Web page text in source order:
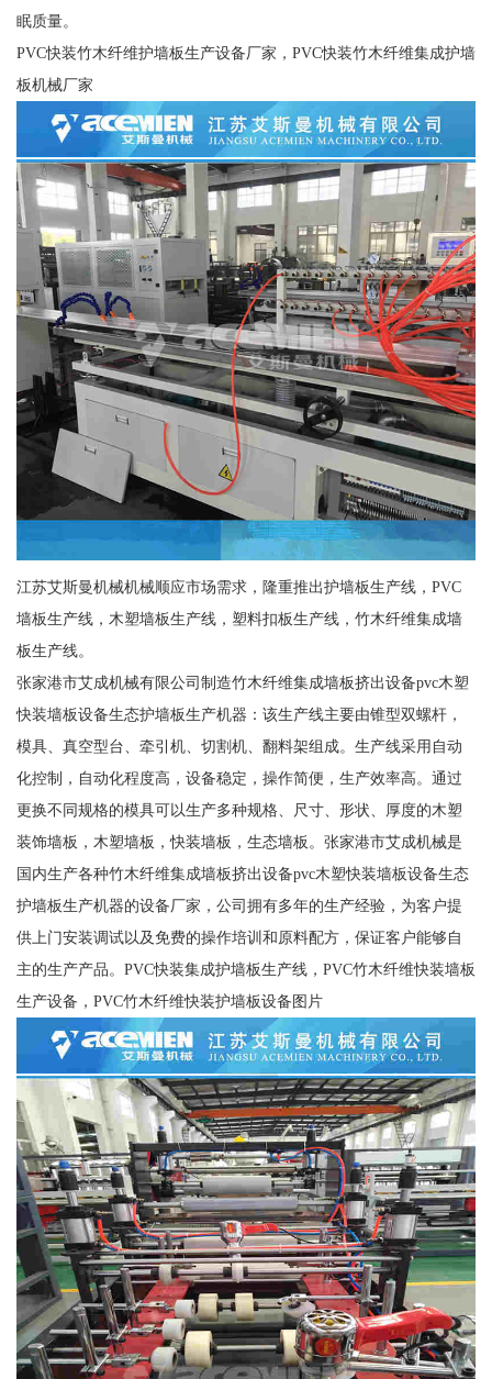
眠质量。
PVC快装竹木纤维护墙板生产设备厂家，PVC快装竹木纤维集成护墙
板机械厂家
江苏艾斯曼机械机械顺应市场需求，隆重推出护墙板生产线，PVC
墙板生产线，木塑墙板生产线，塑料扣板生产线，竹木纤维集成墙
板生产线。
张家港市艾成机械有限公司制造竹木纤维集成墙板挤出设备pvc木塑
快装墙板设备生态护墙板生产机器：该生产线主要由锥型双螺杆，
模具、真空型台、牵引机、切割机、翻料架组成。生产线采用自动
化控制，自动化程度高，设备稳定，操作简便，生产效率高。通过
更换不同规格的模具可以生产多种规格、尺寸、形状、厚度的木塑
装饰墙板，木塑墙板，快装墙板，生态墙板。张家港市艾成机械是
国内生产各种竹木纤维集成墙板挤出设备pvc木塑快装墙板设备生态
护墙板生产机器的设备厂家，公司拥有多年的生产经验，为客户提
供上门安装调试以及免费的操作培训和原料配方，保证客户能够自
主的生产产品。PVC快装集成护墙板生产线，PVC竹木纤维快装墙板
生产设备，PVC竹木纤维快装护墙板设备图片